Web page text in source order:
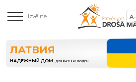
Izvēlne A-
ЛАТВИЯ
НАДЕЖНЫЙ ДОМ ДЛЯ РАЗНЫХ ЛЮДЕЙ